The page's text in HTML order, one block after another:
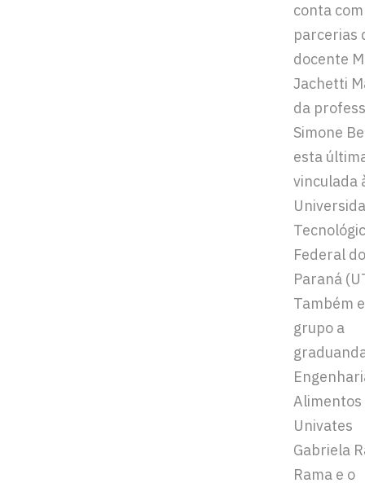
conta
parcerias
docente
Jachetti
da
Simone
esta
vinculada
Federal do
Paraná
Também
grupo a
Alimentos
Univates
Gabriela
Rama e o